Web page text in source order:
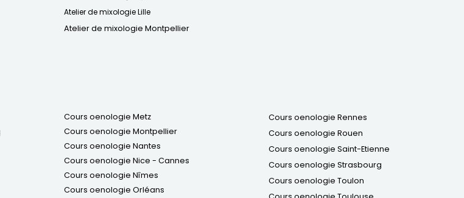
Atelier de mixologie Lille
Atelier de mixologie Montpellier
Cours oenologie Metz
Cours oenologie Montpellier
Cours oenologie Nantes
Cours oenologie Nice - Cannes
Cours oenologie Nîmes
Cours oenologie Orléans
Cours oenologie Rennes
Cours oenologie Rouen
Cours oenologie Saint-Etienne
Cours oenologie Strasbourg
Cours oenologie Toulon